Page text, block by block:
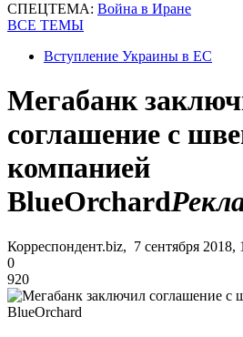
СПЕЦТЕМА: Война в Иране
ВСЕ ТЕМЫ
Вступление Украины в ЕС
Мегабанк
соглашение с
компанией
BlueOrchard
Корреспондент.biz, 7 сентября 2018,
0
920